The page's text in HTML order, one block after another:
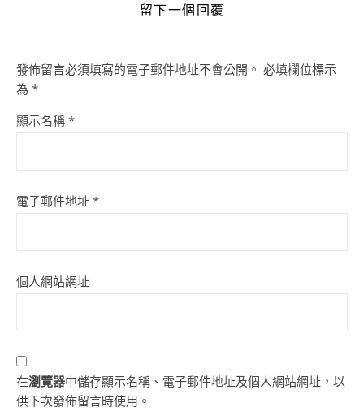
留下一個回覆
發佈留言必須填寫的電子郵件地址不會公開。 必填欄位標示
為 *
顯示名稱 *
電子郵件地址 *
個人網站網址
在瀏覽器中儲存顯示名稱、電子郵件地址及個人網站網址，以
供下次發佈留言時使用。